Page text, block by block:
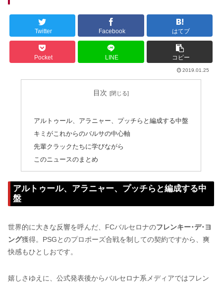
Twitter Facebook はてブ
Pocket LINE コピー
2019.01.25
目次
アルトゥール、アラニャー、プッチらと編成する中盤
キミがこれからのバルサの中心軸
先輩クラックたちに学びながら
このニュースのまとめ
アルトゥール、アラニャー、プッチらと編成する中
盤
世界的に大きな反響を呼んだ、FCバルセロナのフレンキー･デ･ヨ
ング獲得。PSGとのプロポーズ合戦を制しての契約ですから、爽
快感もひとしおです。
嬉しさゆえに、公式発表後からバルセロナ系メディアではフレン